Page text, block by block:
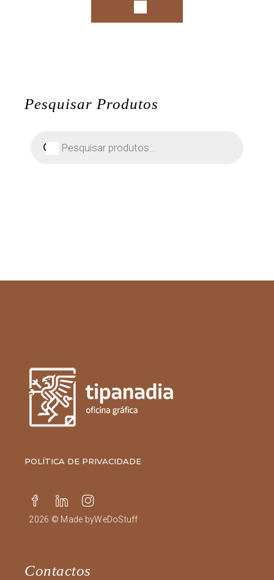
Pesquisar Produtos
produtos
POLÍTICA DE PRIVACIDADE
2026 © Made byWeDoStuff
Contactos